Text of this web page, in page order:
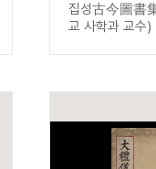
집성古今圖書
교 사학과 교수)